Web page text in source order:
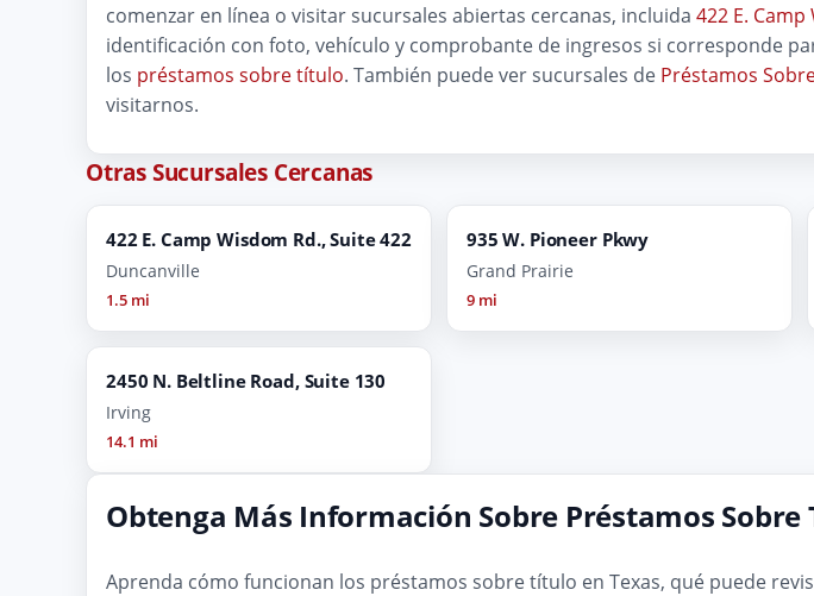
comenzar en línea o visitar sucursales abiertas cercanas, incluida 422 E.
identificación con foto, vehículo y comprobante de ingresos si corresponde
los préstamos sobre título. También puede ver sucursales de Préstamos
visitarnos.
Otras Sucursales Cercanas
422 E. Camp Wisdom Rd., Suite 422
Duncanville
1.5 mi
935 W. Pioneer Pkwy
Grand Prairie
9 mi
2450 N. Beltline Road, Suite 130
Irving
14.1 mi
Obtenga Más Información Sobre Préstamos Sobre
Aprenda cómo funcionan los préstamos sobre título en Texas, qué puede